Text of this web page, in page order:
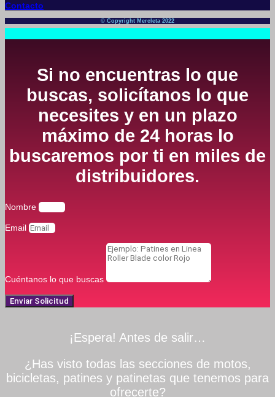
Contacto
© Copyright Mercleta 2022
Si no encuentras lo que
buscas, solicítanos lo que
necesites y en un plazo
máximo de 24 horas lo
buscaremos por ti en miles de
distribuidores.
Nombre
Email
Cuéntanos lo que buscas
Enviar Solicitud
¡Espera! Antes de salir…
¿Has visto todas las secciones de motos,
bicicletas, patines y patinetas que tenemos para
ofrecerte?